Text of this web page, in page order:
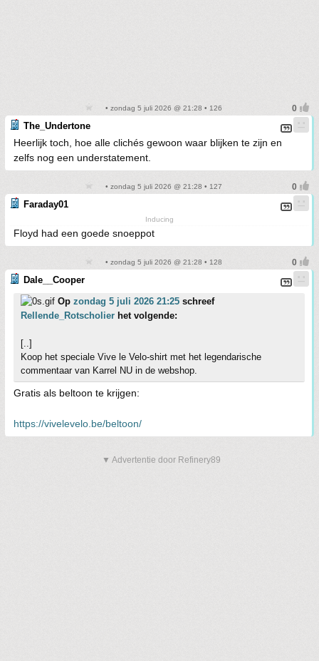
• zondag 5 juli 2026 @ 21:28 • 126
The_Undertone
Heerlijk toch, hoe alle clichés gewoon waar blijken te zijn en
zelfs nog een understatement.
• zondag 5 juli 2026 @ 21:28 • 127
Faraday01
Inducing
Floyd had een goede snoeppot
• zondag 5 juli 2026 @ 21:28 • 128
Dale__Cooper
Op zondag 5 juli 2026 21:25 schreef
Rellende_Rotscholier het volgende:
[..]
Koop het speciale Vive le Velo-shirt met het legendarische
commentaar van Karrel NU in de webshop.
Gratis als beltoon te krijgen:
https://vivelevelo.be/beltoon/
▼ Advertentie door Refinery89